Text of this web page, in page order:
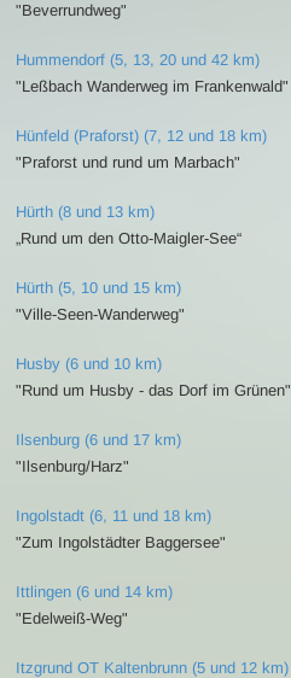
"Beverrundweg"
Hummendorf (5, 13, 20 und 42 km)
"Leßbach Wanderweg im Frankenwald"
Hünfeld (Praforst) (7, 12 und 18 km)
"Praforst und rund um Marbach"
Hürth (8 und 13 km)
„Rund um den Otto-Maigler-See“
Hürth (5, 10 und 15 km)
"Ville-Seen-Wanderweg"
Husby (6 und 10 km)
"Rund um Husby - das Dorf im Grünen"
Ilsenburg (6 und 17 km)
"Ilsenburg/Harz"
Ingolstadt (6, 11 und 18 km)
"Zum Ingolstädter Baggersee"
Ittlingen (6 und 14 km)
"Edelweiß-Weg"
Itzgrund OT Kaltenbrunn (5 und 12 km)